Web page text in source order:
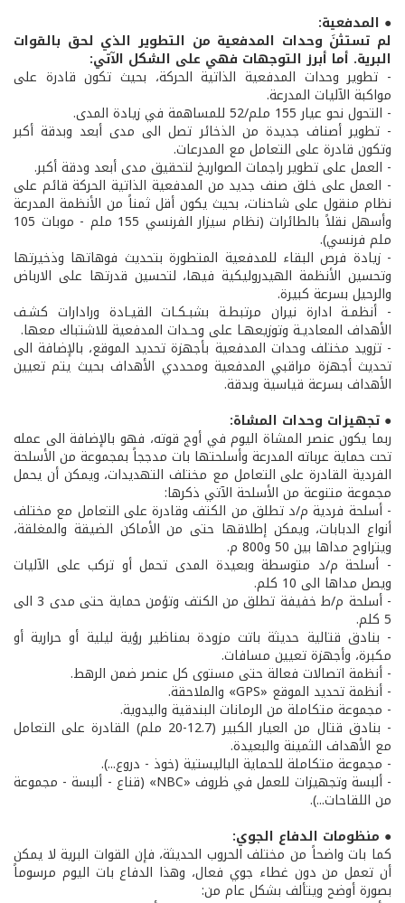
● المدفعية:
لم تستثنَ وحدات المدفعية من التطوير الذي لحق بالقوات
البرية. أما أبرز التوجهات فهي على الشكل الآتي:
- تطوير وحدات المدفعية الذاتية الحركة، بحيث تكون قادرة على
مواكبة الآليات المدرعة.
- التحول نحو عيار 155 ملم/52 للمساهمة في زيادة المدى.
- تطوير أصناف جديدة من الذخائر تصل الى مدى أبعد وبدقة أكبر
وتكون قادرة على التعامل مع المدرعات.
- العمل على تطوير راجمات الصواريخ لتحقيق مدى أبعد ودقة أكبر.
- العمل على خلق صنف جديد من المدفعية الذاتية الحركة قائم على
نظام منقول على شاحنات، بحيث يكون أقل ثمناً من الأنظمة المدرعة
وأسهل نقلاً بالطائرات (نظام سيزار الفرنسي 155 ملم - موبات 105
ملم فرنسي).
- زيادة فرص البقاء للمدفعية المتطورة بتحديث فوهاتها وذخيرتها
وتحسين الأنظمة الهيدروليكية فيها، لتحسين قدرتها على الارباض
والرحيل بسرعة كبيرة.
- أنظمـة ادارة نيران مرتبطـة بشبـكـات القيـادة ورادارات كشـف
الأهداف المعاديـة وتوزيعهـا على وحـدات المدفعية للاشتباك معها.
- تزويد مختلف وحدات المدفعية بأجهزة تحديد الموقع، بالإضافة الى
تحديث أجهزة مراقبي المدفعية ومحددي الأهداف بحيث يتم تعيين
الأهداف بسرعة قياسية وبدقة.
● تجهيزات وحدات المشاة:
ربما يكون عنصر المشاة اليوم في أوج قوته، فهو بالإضافة الى عمله
تحت حماية عرباته المدرعة وأسلحتها بات مدججاً بمجموعة من الأسلحة
الفردية القادرة على التعامل مع مختلف التهديدات، ويمكن أن يحمل
مجموعة متنوعة من الأسلحة الآتي ذكرها:
- أسلحة فردية م/د تطلق من الكتف وقادرة على التعامل مع مختلف
أنواع الدبابات، ويمكن إطلاقها حتى من الأماكن الضيقة والمغلقة،
ويتراوح مداها بين 50 و800 م.
- أسلحة م/د متوسطة وبعيدة المدى تحمل أو تركب على الآليات
ويصل مداها الى 10 كلم.
- أسلحة م/ط خفيفة تطلق من الكتف وتؤمن حماية حتى مدى 3 الى
5 كلم.
- بنادق قتالية حديثة باتت مزودة بمناظير رؤية ليلية أو حرارية أو
مكبرة، وأجهزة تعيين مسافات.
- أنظمة اتصالات فعالة حتى مستوى كل عنصر ضمن الرهط.
- أنظمة تحديد الموقع «GPS» والملاحقة.
- مجموعة متكاملة من الرمانات البندقية واليدوية.
- بنادق قتال من العيار الكبير (12.7-20 ملم) القادرة على التعامل
مع الأهداف الثمينة والبعيدة.
- مجموعة متكاملة للحماية الباليستية (خوذ - دروع...).
- ألبسة وتجهيزات للعمل في ظروف «NBC» (قناع - ألبسة - مجموعة
من اللقاحات...).
● منظومات الدفاع الجوي:
كما بات واضحاً من مختلف الحروب الحديثة، فإن القوات البرية لا يمكن
أن تعمل من دون غطاء جوي فعال، وهذا الدفاع بات اليوم مرسوماً
بصورة أوضح ويتألف بشكل عام من: